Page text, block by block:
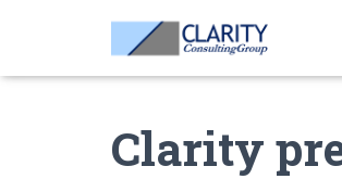
Clarity